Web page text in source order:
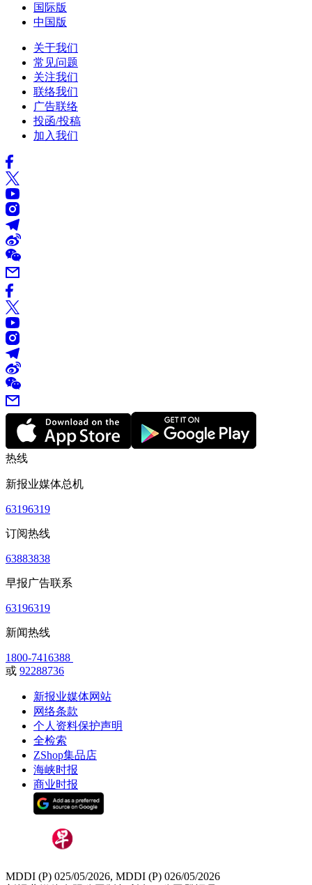
国际版
中国版
关于我们
常见问题
关注我们
联络我们
广告联络
投函/投稿
加入我们
热线
新报业媒体总机
63196319
订阅热线
63883838
早报广告联系
63196319
新闻热线
1800-7416388
或 92288736
新报业媒体网站
网络条款
个人资料保护声明
全检索
ZShop集品店
海峡时报
商业时报
MDDI (P) 025/05/2026, MDDI (P) 026/05/2026